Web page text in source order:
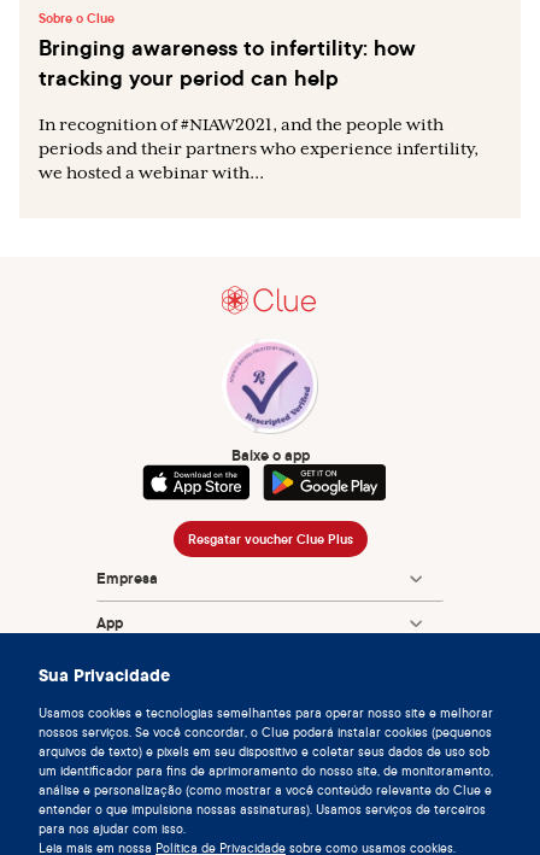
Sua Privacidade
Usamos cookies e tecnologias semelhantes para operar nosso site e melhorar
nossos serviços. Se você concordar, o Clue poderá instalar cookies (pequenos
arquivos de texto) e pixels em seu dispositivo e coletar seus dados de uso sob
um identificador para fins de aprimoramento do nosso site, de monitoramento,
análise e personalização (como mostrar a você conteúdo relevante do Clue e
entender o que impulsiona nossas assinaturas). Usamos serviços de terceiros
para nos ajudar com isso.
Leia mais em nossa Política de Privacidade sobre como usamos cookies.
Sobre o Clue
Bringing awareness to infertility: how
tracking your period can help
In recognition of #NIAW2021, and the people with
periods and their partners who experience infertility,
we hosted a webinar with...
Baixe o app
Resgatar voucher Clue Plus
Empresa
App
Enciclopédia
Informação
Partnerships